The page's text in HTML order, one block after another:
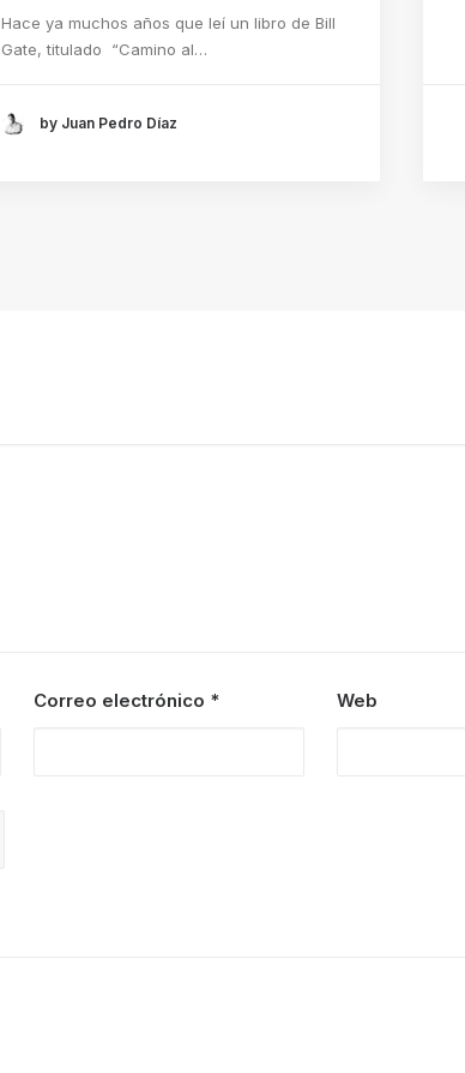
Hace ya muchos años que leí un libro de Bill
Gate, titulado “Camino al…
by Juan Pedro Díaz
Correo electrónico * Web